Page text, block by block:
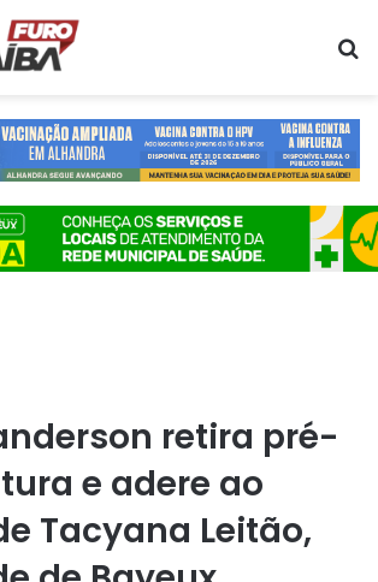
retira pré-
e adere ao
Tacyana Leitão,